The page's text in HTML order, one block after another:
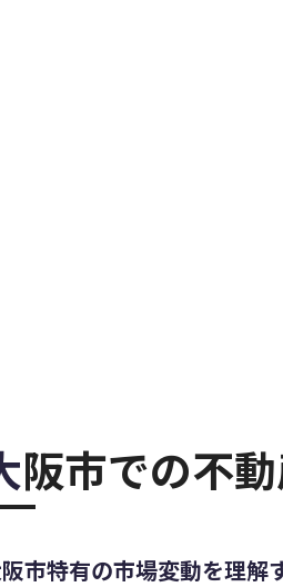
大阪市での不
市特有の市場変動を理解